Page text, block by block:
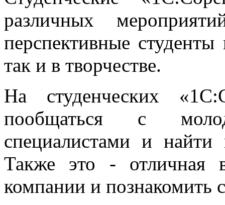
различных
перспективные
так и в творчестве.
На студенческих
пообщаться с
специалистами и
Также это - отличная
компании и познакомить